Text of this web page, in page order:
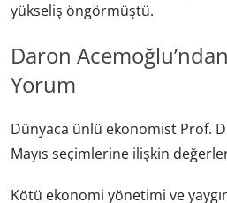
yükseliş öngörmüştü.
Daron
Yorum
Dünyaca ünlü ekonomist Prof.
Mayıs seçimlerine ilişkin
Kötü ekonomi yönetimi ve